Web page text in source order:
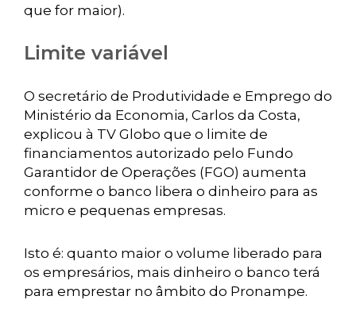
que for maior).
Limite variável
O secretário de Produtividade e Emprego do
Ministério da Economia, Carlos da Costa,
explicou à TV Globo que o limite de
financiamentos autorizado pelo Fundo
Garantidor de Operações (FGO) aumenta
conforme o banco libera o dinheiro para as
micro e pequenas empresas.
Isto é: quanto maior o volume liberado para
os empresários, mais dinheiro o banco terá
para emprestar no âmbito do Pronampe.